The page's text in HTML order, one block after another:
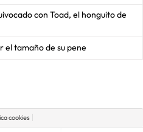
con Toad, el honguito de
el tamaño de su pene
cookies